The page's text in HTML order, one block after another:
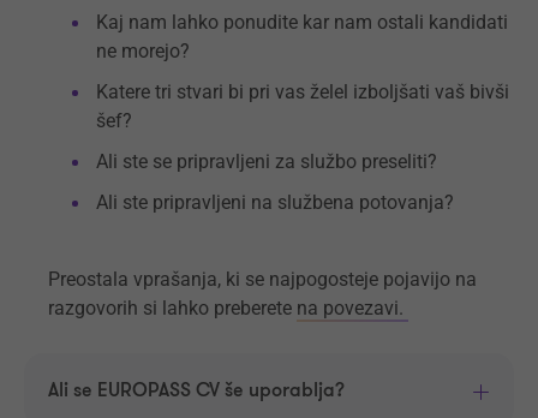
Kaj nam lahko ponudite kar nam ostali kandidati
ne morejo?
Katere tri stvari bi pri vas želel izboljšati vaš bivši
šef?
Ali ste se pripravljeni za službo preseliti?
Ali ste pripravljeni na službena potovanja?
Preostala vprašanja, ki se najpogosteje pojavijo na
razgovorih si lahko preberete na povezavi.
Ali se EUROPASS CV še uporablja?